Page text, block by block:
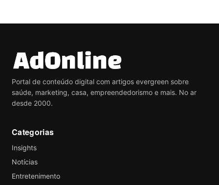
Portal de conteúdo digital com artigos evergreen sobre
saúde, marketing, casa, empreendedorismo e mais. No ar
desde 2000.
Categorias
Insights
Notícias
Entretenimento